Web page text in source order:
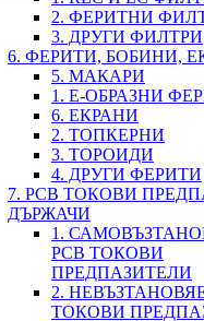
2. ФЕРИТНИ
3. ДРУГИ ФИЛТРИ
6. ФЕРИТИ, БОБИНИ,
5. МАКАРИ
1. Е-ОБРАЗНИ
6. ЕКРАНИ
2. ТОПКЕРНИ
3. ТОРОИДИ
4. ДРУГИ ФЕРИТИ
7. PCB ТОКОВИ
ДЪРЖАЧИ
1.
PCB ТОКОВИ
ПРЕДПАЗИТЕЛИ
2.
ТОКОВИ